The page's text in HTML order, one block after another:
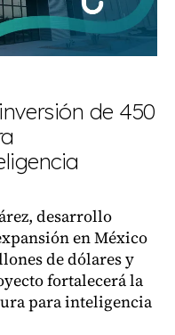
de 450
desarrollo
en México
de dólares y
fortalecerá la
para inteligencia